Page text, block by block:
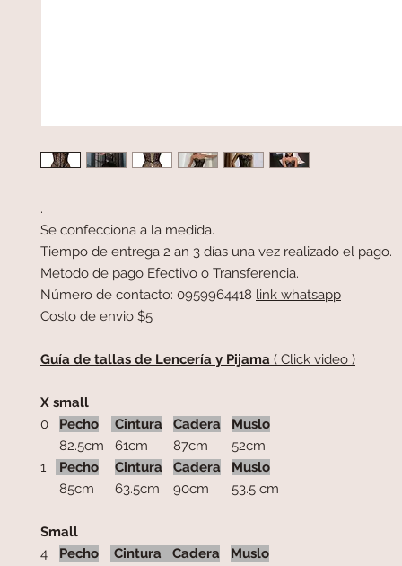
.
Se confecciona a la medida.
Tiempo de entrega 2 an 3 días una vez realizado el pago.
Metodo de pago Efectivo o Transferencia.
Número de contacto: 0959964418 link whatsapp
Costo de envio $5
Guía de tallas de Lencería y Pijama ( Click video )
X small
0
Pecho
82.5cm
Cintura
61cm
Cadera
87cm
Muslo
52cm
1
Pecho
85cm
Cintura
63.5cm
Cadera
90cm
Muslo
53.5 cm
Small
4
Pecho
Cintura Cadera
Muslo